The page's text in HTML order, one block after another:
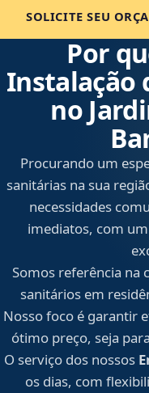
SOLICITE SEU
Por
Instalação
no
Procurando um
sanitárias na sua
necessidades
imediatos, com
Somos referência na
sanitários em
Nosso foco é garantir
ótimo preço, seja
O serviço dos nossos
os dias, com